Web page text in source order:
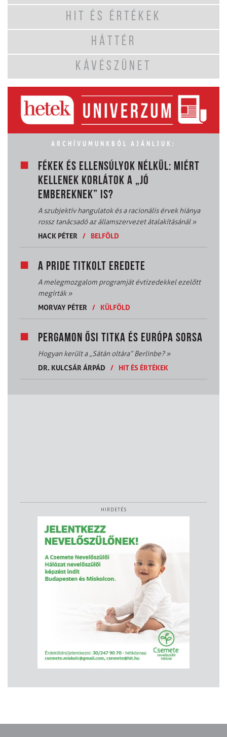
HIT ÉS ÉRTÉKEK
HÁTTÉR
KÁVÉSZÜNET
ARCHÍVUMUNKBÓL AJÁNLJUK:
FÉKEK ÉS ELLENSÚLYOK NÉLKÜL: MIÉRT
KELLENEK KORLÁTOK A „JÓ
EMBEREKNEK” IS?
A szubjektív hangulatok és a racionális érvek hiánya
rossz tanácsadó az államszervezet átalakításánál»
HACK PÉTER
/ BELFÖLD
A PRIDE TITKOLT EREDETE
A melegmozgalom programját évtizedekkel ezelőtt
megírták»
MORVAY PÉTER
/ KÜLFÖLD
PERGAMON ŐSI TITKA ÉS EURÓPA SORSA
Hogyan került a „Sátán oltára” Berlinbe?»
DR. KULCSÁR ÁRPÁD
/ HIT ÉS ÉRTÉKEK
HIRDETÉS